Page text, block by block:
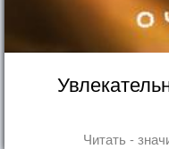
Читать -